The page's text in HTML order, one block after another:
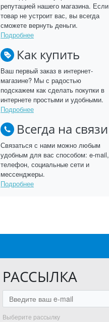
репутацией нашего магазина. Если
товар не устроит вас, вы всегда
сможете вернуть деньги.
Подробнее
Как купить
Ваш первый заказ в интернет-
магазине? Мы с радостью
подскажем как сделать покупки в
интернете простыми и удобными.
Подробнее
Всегда на связи
Связаться с нами можно любым
удобным для вас способом: e-mail,
телефон, социальные сети и
мессенджеры.
Подробнее
РАССЫЛКА
Выберите рассылку